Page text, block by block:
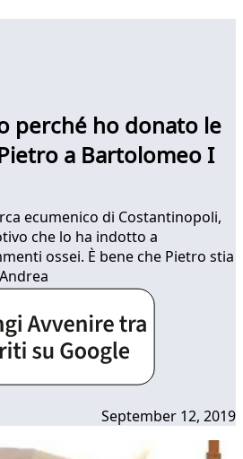
perché ho donato le
a Bartolomeo I
ecumenico di Costantinopoli,
che lo ha indotto a
ossei. È bene che Pietro stia
September 12, 2019